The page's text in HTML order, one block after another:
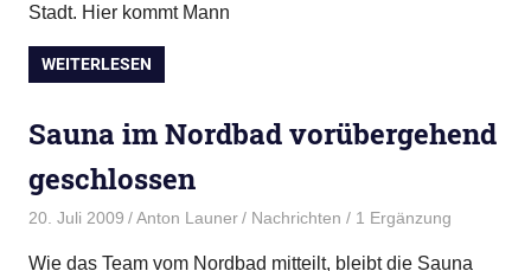
Stadt. Hier kommt Mann
WEITERLESEN
Sauna im Nordbad vorübergehend
geschlossen
20. Juli 2009 Anton Launer Nachrichten / 1 Ergänzung
Wie das Team vom Nordbad mitteilt, bleibt die Sauna